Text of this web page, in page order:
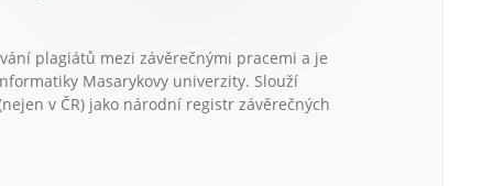
plagiátů mezi závěrečnými pracemi a je
Masarykovy univerzity. Slouží
v ČR) jako národní registr závěrečných